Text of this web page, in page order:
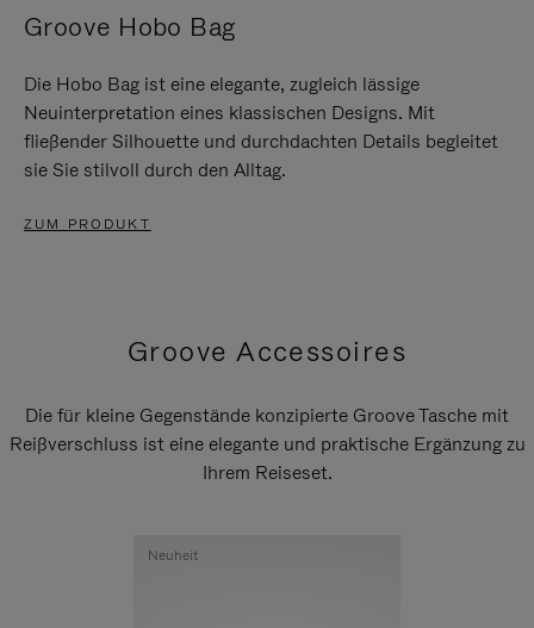
Groove Hobo Bag
Die Hobo Bag ist eine elegante, zugleich lässige
Neuinterpretation eines klassischen Designs. Mit
fließender Silhouette und durchdachten Details begleitet
sie Sie stilvoll durch den Alltag.
ZUM PRODUKT
Groove Accessoires
Die für kleine Gegenstände konzipierte Groove Tasche mit
Reißverschluss ist eine elegante und praktische Ergänzung zu
Ihrem Reiseset.
Neuheit